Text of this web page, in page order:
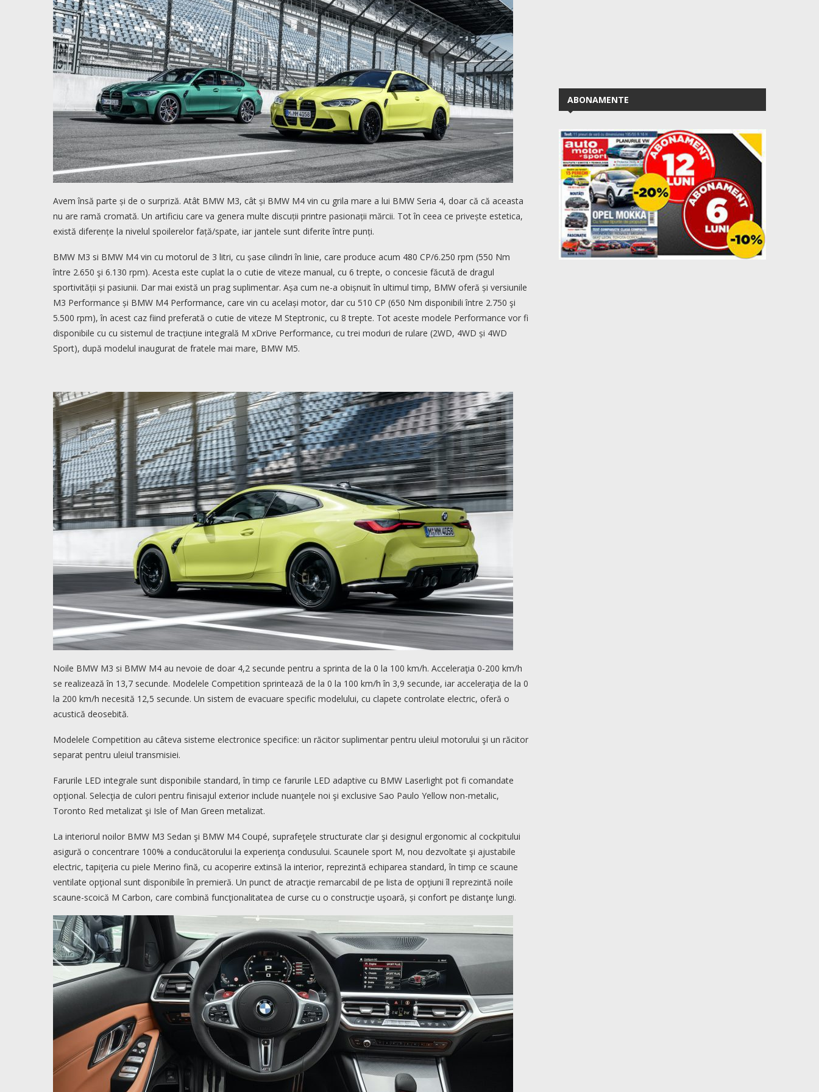
Avem însă parte și de o surpriză. Atât BMW M3, cât și BMW M4 vin cu grila mare a lui BMW Seria 4, doar că că aceasta
nu are ramă cromată. Un artificiu care va genera multe discuții printre pasionații mărcii. Tot în ceea ce privește estetica,
există diferențe la nivelul spoilerelor față/spate, iar jantele sunt diferite între punți.
BMW M3 si BMW M4 vin cu motorul de 3 litri, cu șase cilindri în linie, care produce acum 480 CP/6.250 rpm (550 Nm
între 2.650 şi 6.130 rpm). Acesta este cuplat la o cutie de viteze manual, cu 6 trepte, o concesie făcută de dragul
sportivității și pasiunii. Dar mai există un prag suplimentar. Așa cum ne-a obișnuit în ultimul timp, BMW oferă și versiunile
M3 Performance și BMW M4 Performance, care vin cu același motor, dar cu 510 CP (650 Nm disponibili între 2.750 şi
5.500 rpm), în acest caz fiind preferată o cutie de viteze M Steptronic, cu 8 trepte. Tot aceste modele Performance vor fi
disponibile cu cu sistemul de tracțiune integrală M xDrive Performance, cu trei moduri de rulare (2WD, 4WD și 4WD
Sport), după modelul inaugurat de fratele mai mare, BMW M5.
Noile BMW M3 si BMW M4 au nevoie de doar 4,2 secunde pentru a sprinta de la 0 la 100 km/h. Acceleraţia 0-200 km/h
se realizează în 13,7 secunde. Modelele Competition sprintează de la 0 la 100 km/h în 3,9 secunde, iar acceleraţia de la 0
la 200 km/h necesită 12,5 secunde. Un sistem de evacuare specific modelului, cu clapete controlate electric, oferă o
acustică deosebită.
Modelele Competition au câteva sisteme electronice specifice: un răcitor suplimentar pentru uleiul motorului şi un răcitor
separat pentru uleiul transmisiei.
Farurile LED integrale sunt disponibile standard, în timp ce farurile LED adaptive cu BMW Laserlight pot fi comandate
opţional. Selecţia de culori pentru finisajul exterior include nuanţele noi şi exclusive Sao Paulo Yellow non-metalic,
Toronto Red metalizat şi Isle of Man Green metalizat.
La interiorul noilor BMW M3 Sedan şi BMW M4 Coupé, suprafeţele structurate clar şi designul ergonomic al cockpitului
asigură o concentrare 100% a conducătorului la experienţa condusului. Scaunele sport M, nou dezvoltate şi ajustabile
electric, tapiţeria cu piele Merino fină, cu acoperire extinsă la interior, reprezintă echiparea standard, în timp ce scaune
ventilate opţional sunt disponibile în premieră. Un punct de atracţie remarcabil de pe lista de opţiuni îl reprezintă noile
scaune-scoică M Carbon, care combină funcţionalitatea de curse cu o construcţie uşoară, și confort pe distanţe lungi.
ABONAMENTE